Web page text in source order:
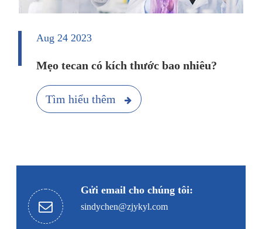
Aug 24 2023
Mẹo tecan có kích thước bao nhiêu?
Tìm hiểu thêm
Gửi email cho chúng tôi:
sindychen@zjykyl.com